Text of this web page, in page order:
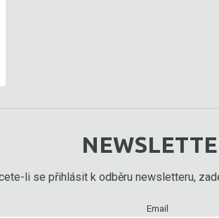
li se přihlásit k odběru newsletteru,
Email